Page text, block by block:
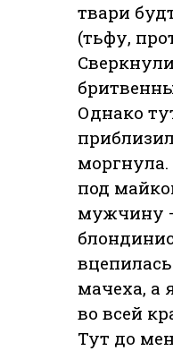
твари
(тьфу,
Однако
моргнула.
под
мужчину
мачеха, а
во всей
Тут до